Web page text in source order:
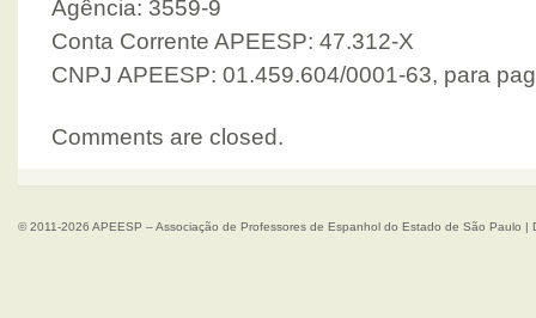
Agência: 3559-9
Conta Corrente APEESP: 47.312-X
CNPJ APEESP: 01.459.604/0001-63, para
Comments are closed.
© 2011-2026 APEESP – Associação de Professores de Espanhol do Estado de São Paulo |